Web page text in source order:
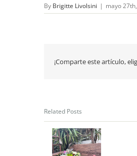
By Brigitte Livolsini | mayo
¡Comparte este artículo,
Related Posts